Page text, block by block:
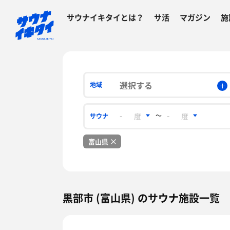
サウナイキタイとは？ サ活 マガジン
地域 選択する
サウナ 〜
富山県
黒部市 (富山県) のサウナ施設一覧